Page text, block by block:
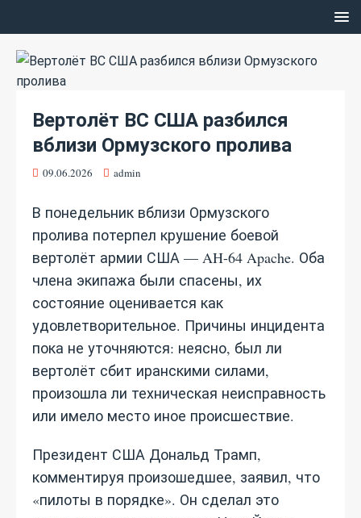
Вертолёт ВС США разбился
вблизи Ормузского пролива
09.06.2026 admin
В понедельник вблизи Ормузского
пролива потерпел крушение боевой
вертолёт армии США — AH-64 Apache. Оба
члена экипажа были спасены, их
состояние оценивается как
удовлетворительное. Причины инцидента
пока не уточняются: неясно, был ли
вертолёт сбит иранскими силами,
произошла ли техническая неисправность
или имело место иное происшествие.
Президент США Дональд Трамп,
комментируя произошедшее, заявил, что
«пилоты в порядке». Он сделал это